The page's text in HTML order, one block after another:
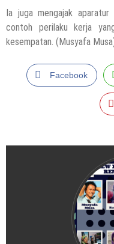
Ia juga mengajak
contoh perilaku kerja
kesempatan. (Musyafa
Facebook